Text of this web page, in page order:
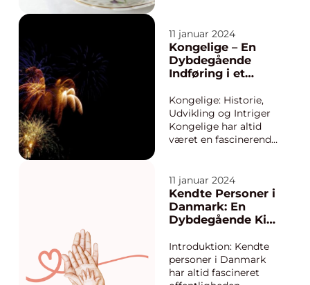
filmindustrier med sin
uforlignelige
præstation og
karisma. Han er kendt
fordybe sig i
forskellige karakterer
og skabe m...
11 januar 2024
Kongelige – En
Dybdegående
Indføring i et
Emne
Kongelige: Historie,
Udvikling og Intriger
Kongelige har altid
været en fascinerende
kongedømmer til
moderne monarkier
har de kongelige altid
tiltrukket
beundring og
nysgerrighed. Denne
artikel vil give d...
11 januar 2024
Kendte Personer i
Danmark: En
Dybdegående Kig
Kendiskultur
Introduktion: Kendte
personer i Danmark
har altid fascineret